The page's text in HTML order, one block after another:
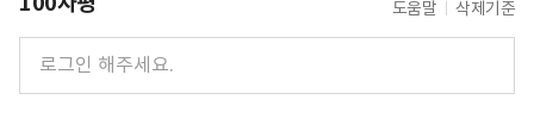
도움말 삭제기준